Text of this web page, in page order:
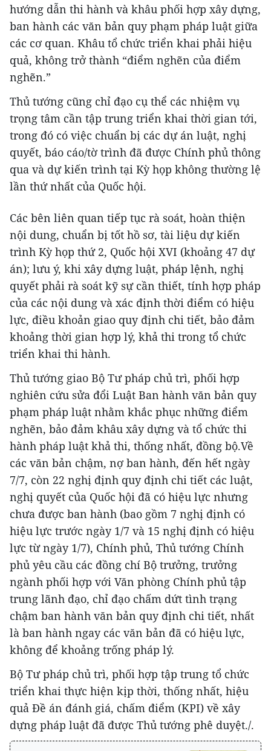
hướng dẫn thi hành và khâu phối hợp xây dựng,
ban hành các văn bản quy phạm pháp luật giữa
các cơ quan. Khâu tổ chức triển khai phải hiệu
quả, không trở thành “điểm nghẽn của điểm
nghẽn.”
Thủ tướng cũng chỉ đạo cụ thể các nhiệm vụ
trọng tâm cần tập trung triển khai thời gian tới,
trong đó có việc chuẩn bị các dự án luật, nghị
quyết, báo cáo/tờ trình đã được Chính phủ thông
qua và dự kiến trình tại Kỳ họp không thường lệ
lần thứ nhất của Quốc hội.
Các bên liên quan tiếp tục rà soát, hoàn thiện
nội dung, chuẩn bị tốt hồ sơ, tài liệu dự kiến
trình Kỳ họp thứ 2, Quốc hội XVI (khoảng 47 dự
án); lưu ý, khi xây dựng luật, pháp lệnh, nghị
quyết phải rà soát kỹ sự cần thiết, tính hợp pháp
của các nội dung và xác định thời điểm có hiệu
lực, điều khoản giao quy định chi tiết, bảo đảm
khoảng thời gian hợp lý, khả thi trong tổ chức
triển khai thi hành.
Thủ tướng giao Bộ Tư pháp chủ trì, phối hợp
nghiên cứu sửa đổi Luật Ban hành văn bản quy
phạm pháp luật nhằm khắc phục những điểm
nghẽn, bảo đảm khâu xây dựng và tổ chức thi
hành pháp luật khả thi, thống nhất, đồng bộ.Về
các văn bản chậm, nợ ban hành, đến hết ngày
7/7, còn 22 nghị định quy định chi tiết các luật,
nghị quyết của Quốc hội đã có hiệu lực nhưng
chưa được ban hành (bao gồm 7 nghị định có
hiệu lực trước ngày 1/7 và 15 nghị định có hiệu
lực từ ngày 1/7), Chính phủ, Thủ tướng Chính
phủ yêu cầu các đồng chí Bộ trưởng, trưởng
ngành phối hợp với Văn phòng Chính phủ tập
trung lãnh đạo, chỉ đạo chấm dứt tình trạng
chậm ban hành văn bản quy định chi tiết, nhất
là ban hành ngay các văn bản đã có hiệu lực,
không để khoảng trống pháp lý.
Bộ Tư pháp chủ trì, phối hợp tập trung tổ chức
triển khai thực hiện kịp thời, thống nhất, hiệu
quả Đề án đánh giá, chấm điểm (KPI) về xây
dựng pháp luật đã được Thủ tướng phê duyệt./.